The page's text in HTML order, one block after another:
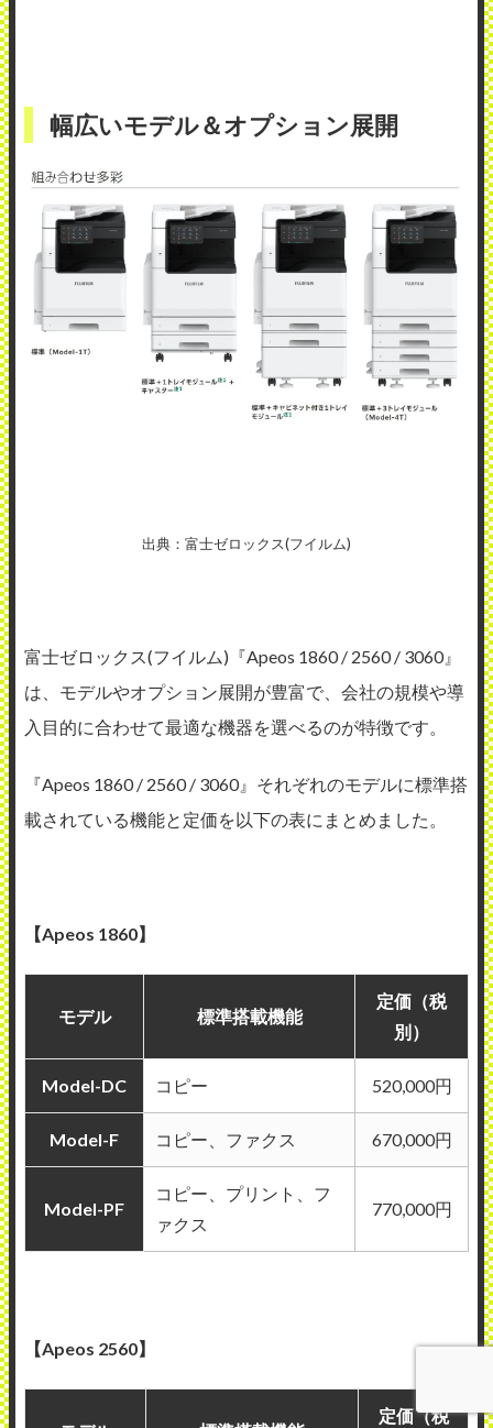
幅広いモデル＆オプション展開
出典：富士ゼロックス(フイルム)
富士ゼロックス(フイルム)『Apeos 1860 / 2560 / 3060』
は、モデルやオプション展開が豊富で、会社の規模や導
入目的に合わせて最適な機器を選べるのが特徴です。
『Apeos 1860 / 2560 / 3060』それぞれのモデルに標準搭
載されている機能と定価を以下の表にまとめました。
【Apeos 1860】
モデル 標準搭載機能
定価（税
別）
Model-DC コピー 520,000円
Model-F コピー、ファクス 670,000円
Model-PF
コピー、プリント、フ
ァクス
770,000円
【Apeos 2560】
定価（税